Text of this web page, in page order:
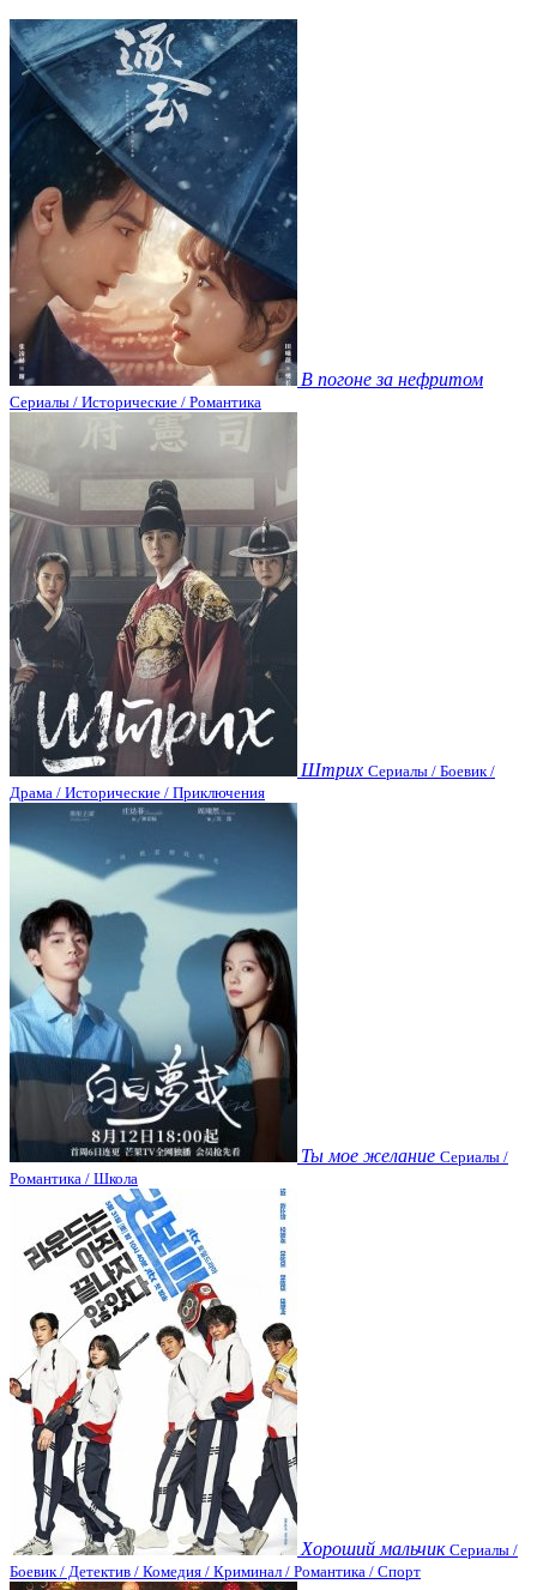
В погоне за нефритом
Сериалы / Исторические / Романтика
Штрих Сериалы / Боевик /
Драма / Исторические / Приключения
Ты мое желание Сериалы /
Романтика / Школа
Хороший мальчик Сериалы /
Боевик / Детектив / Комедия / Криминал / Романтика / Спорт